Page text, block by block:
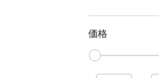
価格